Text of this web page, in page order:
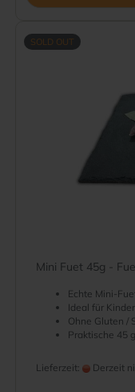
SOLD OUT
Mini Fuet 45g -
Echte Mini-
Ideal für
Ohne Gluten /
Praktische 45
Lieferzeit: Derzeit